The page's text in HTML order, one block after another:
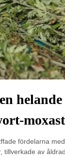
fördelarna
tillverkade av